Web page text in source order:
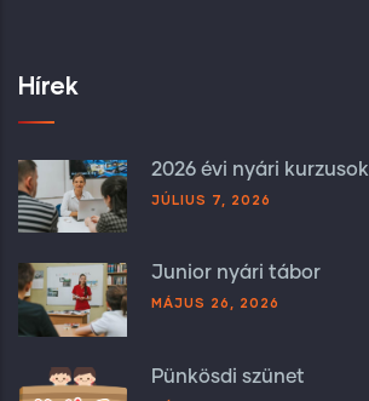
Hírek
2026 évi nyári kurzusok
JÚLIUS 7, 2026
Junior nyári tábor
MÁJUS 26, 2026
Pünkösdi szünet